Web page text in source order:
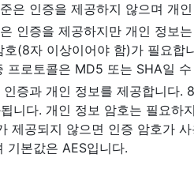
은 인증을 제공하지 않으며 개
인증을 제공하지만 개인 정보
(8자 이상이어야 함)가 필요합
프로토콜은 MD5 또는 SHA일
증과 개인 정보를 제공합니다.
니다. 개인 정보 암호는 필요하
제공되지 않으면 인증 암호가
기본값은 AES입니다.